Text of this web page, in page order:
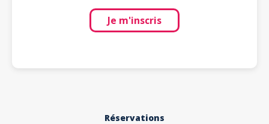
Je m'inscris
Réservations